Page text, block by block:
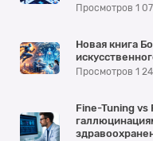
Просмотров 1
Новая книга
Просмотров 1
Fine-Tuning vs